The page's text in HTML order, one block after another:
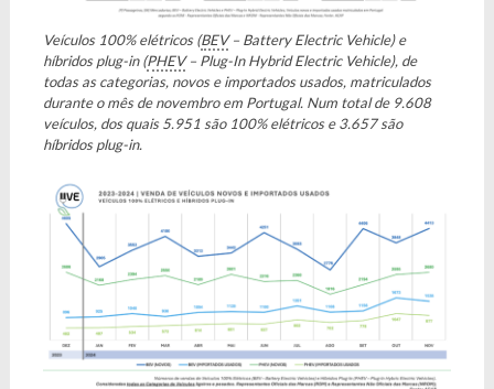
Veículos 100% elétricos (BEV– Battery Electric Vehicle) e
híbridos plug-in (PHEV– Plug-In Hybrid Electric Vehicle), de
todas as categorias, novos e importados usados, matriculados
durante o mês de novembro em Portugal. Num total de 9.608
veículos, dos quais 5.951 são 100% elétricos e 3.657 são
híbridos plug-in.